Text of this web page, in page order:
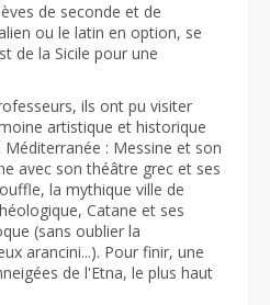
de seconde et de
ou le latin en option, se
de la Sicile pour une
ils ont pu visiter
artistique et historique
Méditerranée : Messine et son
avec son théâtre grec et ses
la mythique ville de
Catane et ses
(sans oublier la
arancini...). Pour finir, une
de l'Etna, le plus haut